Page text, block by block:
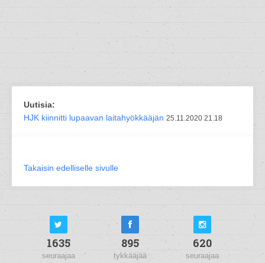
Uutisia:
HJK kiinnitti lupaavan laitahyökkääjän 25.11.2020 21.18
Takaisin edelliselle sivulle
1635
seuraajaa
895
tykkääjää
620
seuraajaa